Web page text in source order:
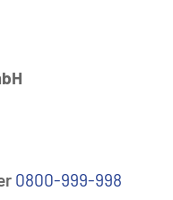
0800-999-998